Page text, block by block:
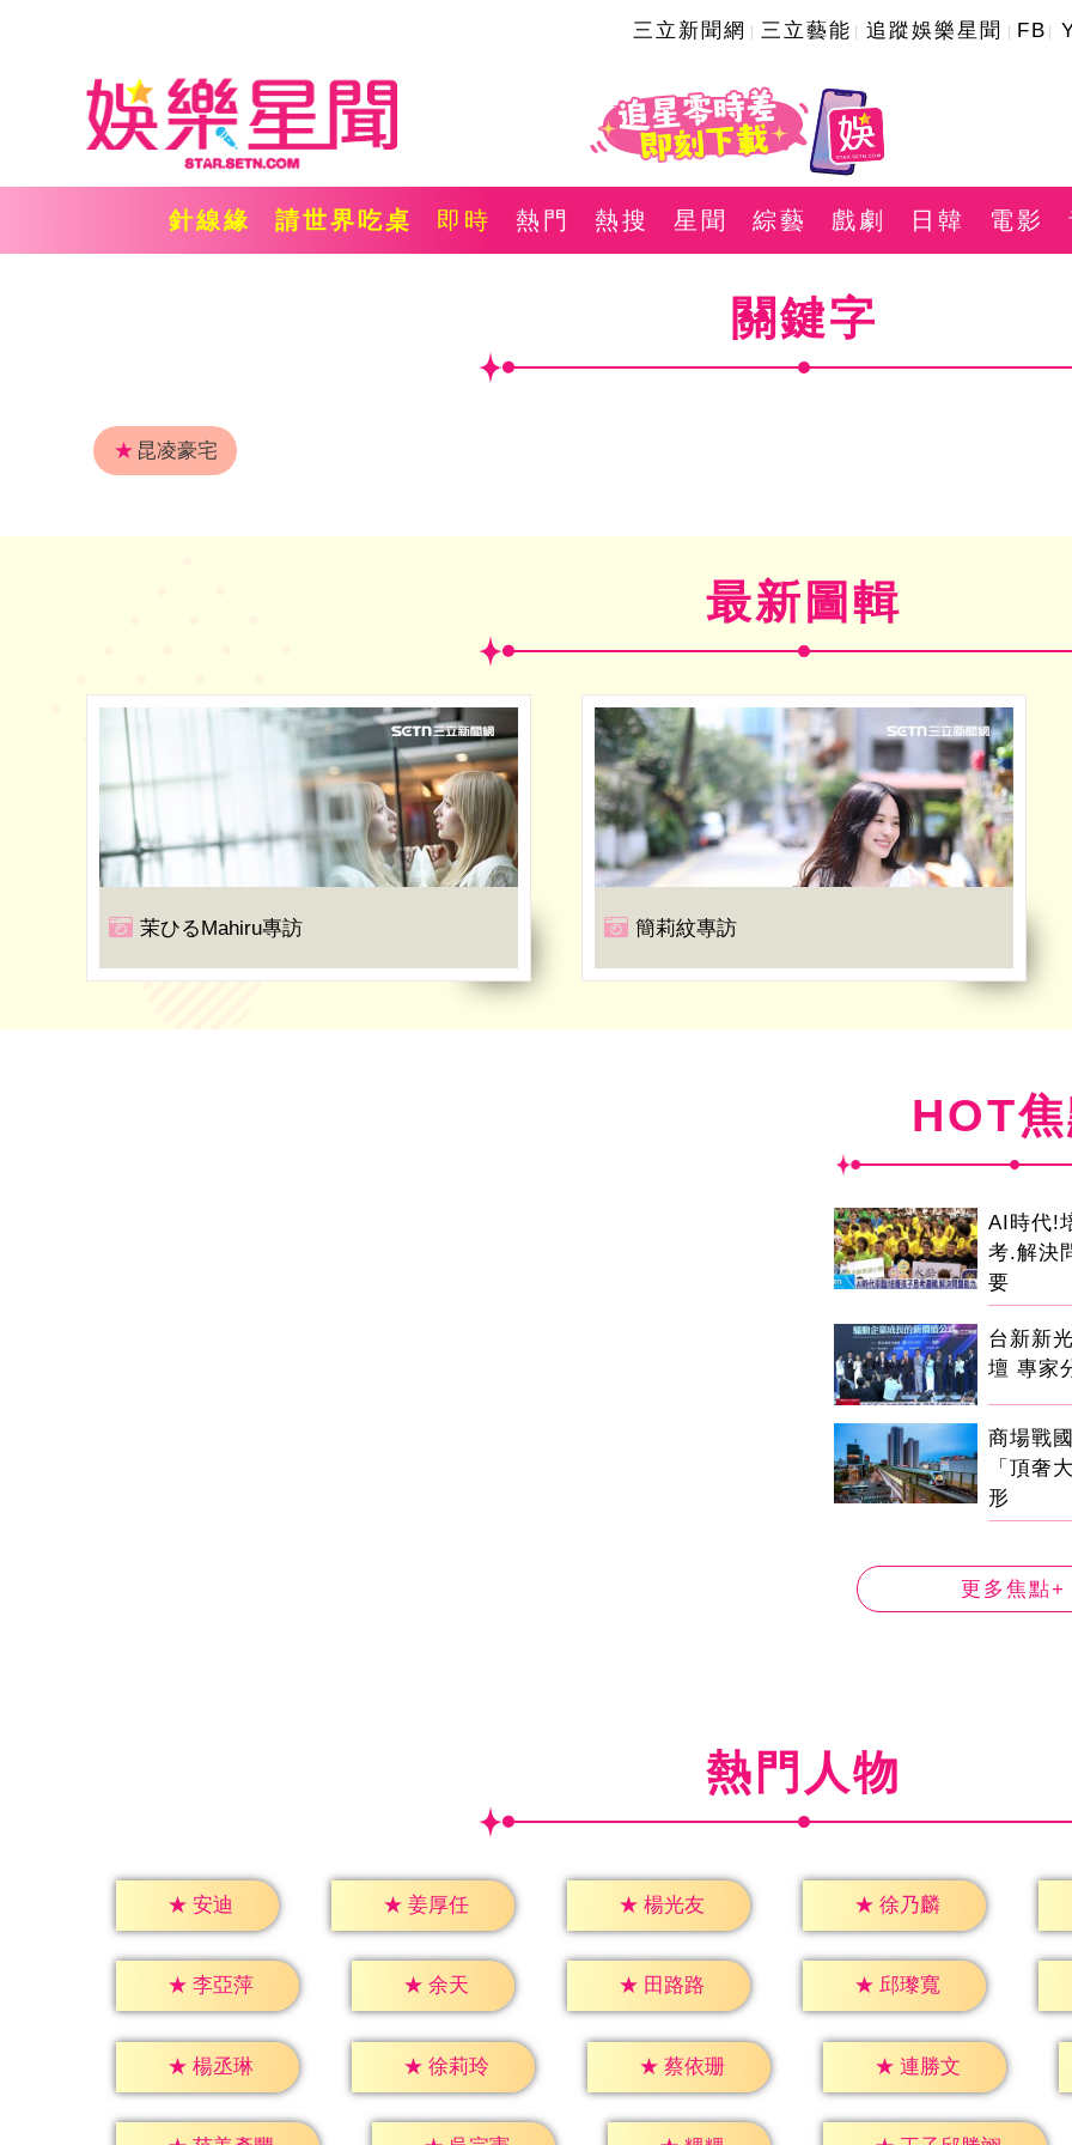
三立新聞網 三立藝能 追蹤娛樂星聞 FB
針線緣 請世界吃桌 即時 熱門 熱搜 星聞 綜藝 戲劇 日韓 電影
關鍵字
★ 昆凌豪宅
最新圖輯
茉ひるMahiru專訪 簡莉紋專訪
HOT
AI時代!
考.解決
要
台新新
壇 專家
商場戰
「頂奢
形
更多焦點+
熱門人物
★ 安迪 ★ 姜厚任 ★ 楊光友 ★ 徐乃麟
★ 李亞萍 ★ 余天 ★ 田路路 ★ 邱瓈寬
★ 楊丞琳 ★ 徐莉玲 ★ 蔡依珊 ★ 連勝文